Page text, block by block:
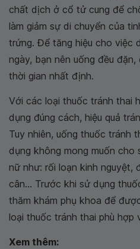
chất dịch ở cổ tử cung để
làm giảm sự di chuyển của
trứng. Để tăng hiệu cho việc
ngày, bạn nên uống đều
thời gian nhất định.
Với các loại thuốc tránh thai
dụng đúng cách, hiệu quả
Tuy nhiên, uống thuốc tránh
dụng không mong muốn cho
nữ như: rối loạn kinh nguyệt,
cân... Trước khi sử dụng
thăm khám phụ khoa để
loại thuốc tránh thai phù hợp
Xem thêm: